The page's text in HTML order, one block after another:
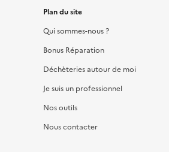
Plan du site
Qui sommes-nous ?
Bonus Réparation
Déchèteries autour de moi
Je suis un professionnel
Nos outils
Nous contacter